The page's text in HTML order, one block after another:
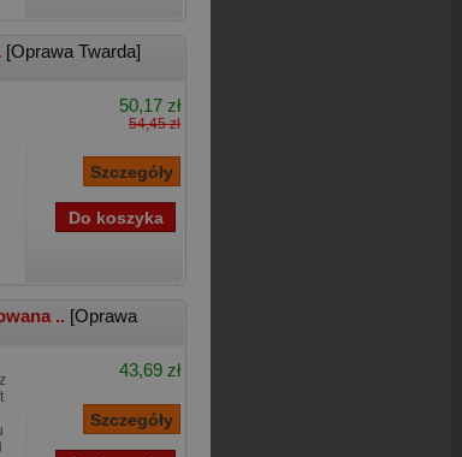
[Oprawa Twarda]
50,17 zł
54,45 zł
.. [Oprawa
43,69 zł